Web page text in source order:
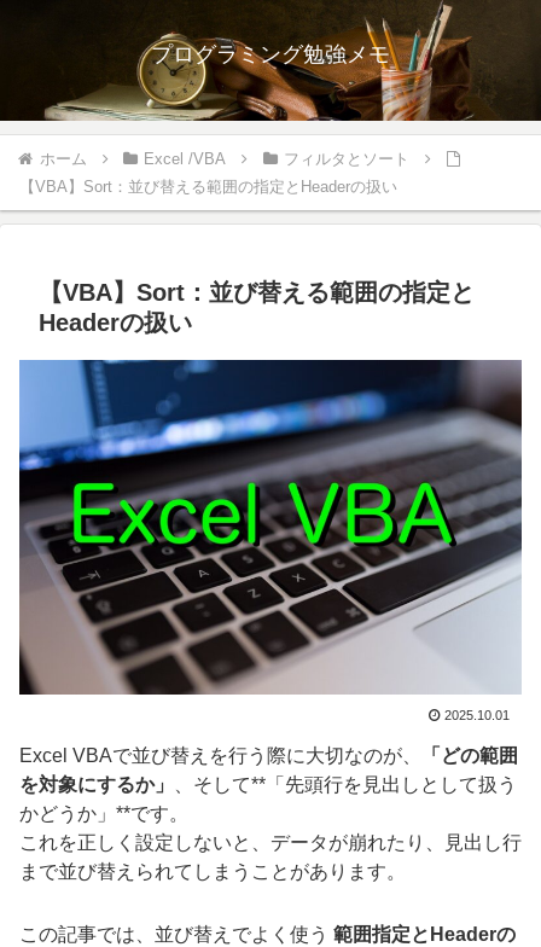
プログラミング勉強メモ
ホーム Excel /VBA
フィルタとソート
【VBA】Sort：並び替える範囲の指定とHeaderの扱い
【VBA】Sort：並び替える範囲の指定と
Headerの扱い
2025.10.01
Excel VBAで並び替えを行う際に大切なのが、
「どの範囲
を対象にするか」
、そして**「先頭行を見出しとして扱う
かどうか」**です。
これを正しく設定しないと、データが崩れたり、見出し行
まで並び替えられてしまうことがあります。
この記事では、並び替えでよく使う 範囲指定とHeaderの